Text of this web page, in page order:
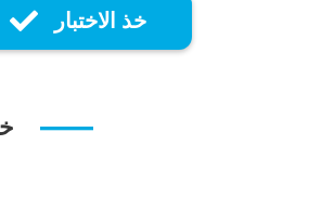
خذ الاختبار